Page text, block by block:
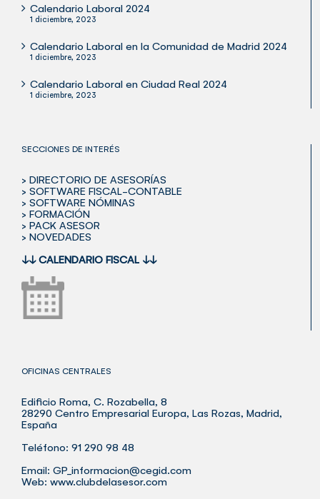
Calendario Laboral 2024
1 diciembre, 2023
Calendario Laboral en la Comunidad de Madrid 2024
1 diciembre, 2023
Calendario Laboral en Ciudad Real 2024
1 diciembre, 2023
SECCIONES DE INTERÉS
> DIRECTORIO DE ASESORÍAS
> SOFTWARE FISCAL-CONTABLE
> SOFTWARE NÓMINAS
> FORMACIÓN
> PACK ASESOR
> NOVEDADES
↓↓ CALENDARIO FISCAL ↓↓
OFICINAS CENTRALES
Edificio Roma, C. Rozabella, 8
28290 Centro Empresarial Europa, Las Rozas, Madrid,
España
Teléfono: 91 290 98 48
Email: GP_informacion@cegid.com
Web: www.clubdelasesor.com